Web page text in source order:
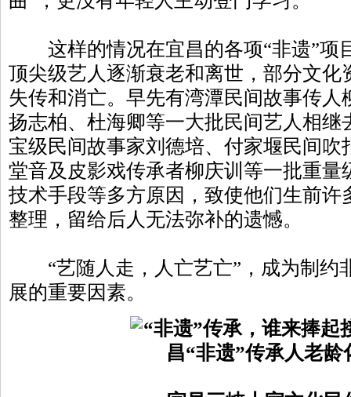
这样的情况在宜昌的各项“非遗”项
顶尖级艺人逐渐衰老和离世，部分文化
失传和消亡。早先有湾潭民间故事传人
扬志柏、杜海卿等一大批民间艺人相继
宝级民间故事家刘德培、付家堰民间吹
堂音及皮影戏传承者柳庆训等一批重量
技术手段等多方原因，致使他们生前许
整理，留给后人无法弥补的遗憾。
“艺随人走，人亡艺亡”，成为制约
展的重要因素。